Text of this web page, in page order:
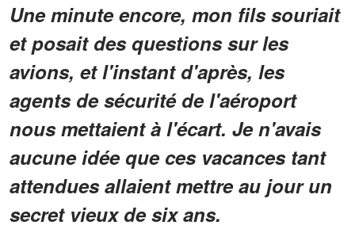
Une minute encore, mon fils souriait
et posait des questions sur les
avions, et l'instant d'après, les
agents de sécurité de l'aéroport
nous mettaient à l'écart. Je n'avais
aucune idée que ces vacances tant
attendues allaient mettre au jour un
secret vieux de six ans.